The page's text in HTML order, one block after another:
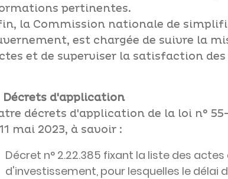
pertinentes.
la Commission nationale de
est chargée de suivre la
et de superviser la satisfaction des
d'application
décrets d'application de la loi n°
mai 2023, à savoir :
Décret n° 2.22.385 fixant la liste des
d'investissement, pour lesquelles le